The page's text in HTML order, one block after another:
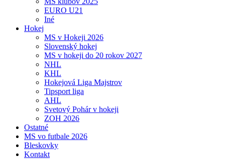
EURO U21
Iné
Hokej
MS v Hokeji 2026
Slovenský hokej
MS v hokeji do 20 rokov 2027
NHL
KHL
Hokejová Liga Majstrov
Tipsport liga
AHL
Svetový Pohár v hokeji
ZOH 2026
Ostatné
MS vo futbale 2026
Bleskovky
Kontakt